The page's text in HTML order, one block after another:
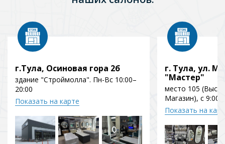
г.Тула, Осиновая гора 2б
здание "Строймолла". Пн-Вс 10:00–
20:00
Показать на карте
г. Тула, ул.
"Мастер"
место 105
Магазин), с 9:00
Показать на